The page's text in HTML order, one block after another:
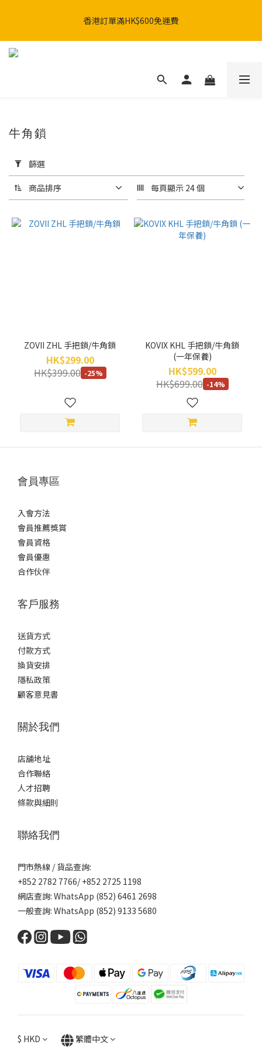
售。🚀
香港訂單滿HK$600免運費
SHARK x MotoGP 聯乘系列：AERON GP & AERON系列現已發
用
篩
選
(0/20)
品
(HK$)
牛角鎖
篩選
商品排序 每頁顯示 24 個
ZOVII ZHL 手把鎖/牛角鎖
HK$299.00
HK$399.00 -25%
KOVIX KHL 手把鎖/牛角鎖
(一年保養)
HK$599.00
HK$699.00 -14%
會員專區
入會方法
會員推薦獎賞
會員資格
會員優惠
合作伙伴
客戶服務
送貨方式
付款方式
換貨安排
隱私政策
顧客意見書
關於我們
店舖地址
合作聯絡
人才招聘
條款與細則
聯絡我們
門市熱線 / 貨品查詢:
+852 2782 7766/ +852 2725 1198
網店查詢: WhatsApp (852) 6461 2698
一般查詢: WhatsApp (852) 9133 5680
$ HKD 繁體中文